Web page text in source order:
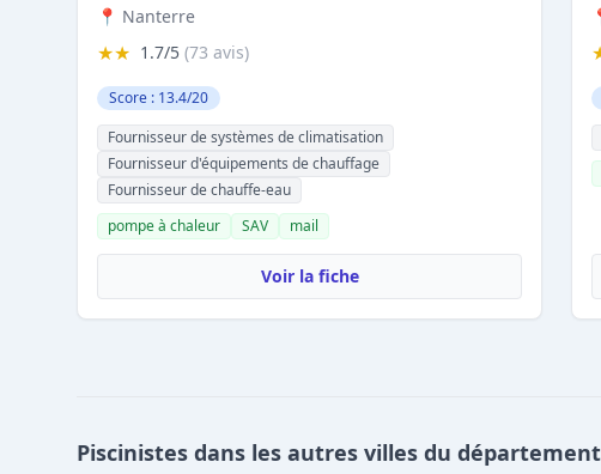
📍 Nanterre
★★ 1.7/5 (73 avis)
Score : 13.4/20
Fournisseur de systèmes de climatisation
Fournisseur d'équipements de chauffage
Fournisseur de chauffe-eau
pompe à chaleur
SAV mail
Voir la fiche
Piscinistes dans les autres villes du